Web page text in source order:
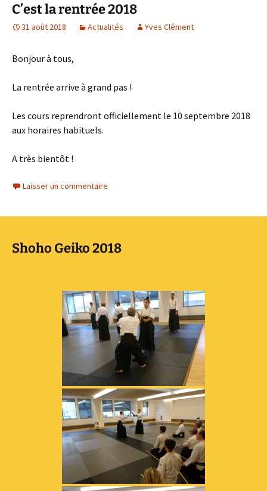
C’est la rentrée 2018
31 août 2018 Actualités Yves Clément
Bonjour à tous,
La rentrée arrive à grand pas !
Les cours reprendront officiellement le 10 septembre 2018
aux horaires habituels.
A très bientôt !
Laisser un commentaire
Shoho Geiko 2018